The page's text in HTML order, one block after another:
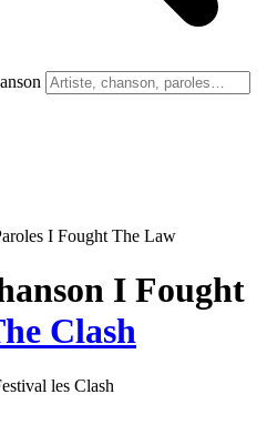
I Fought The Law
I Fought
Clash
les Clash